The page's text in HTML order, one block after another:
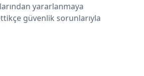
yararlanmaya
güvenlik sorunlarıyla